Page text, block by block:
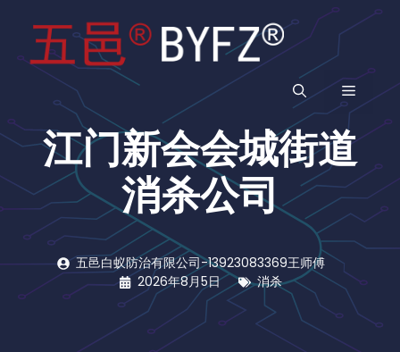
菜
单
江门新会会城街道
消杀公司
五邑白蚁防治有限公司-13923083369王师傅
2026年8月5日
消杀